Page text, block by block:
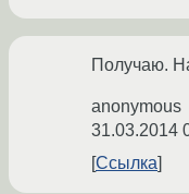
Получаю.
anonymous
31.03.2014
Ссылка